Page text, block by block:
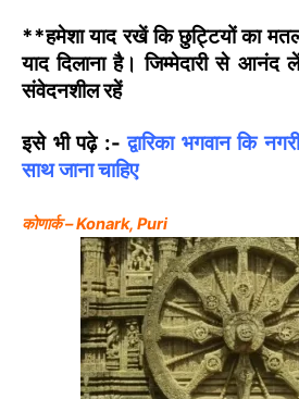
**हमेशा याद रखें कि छुट्टियों का
याद दिलाना है। जिम्मेदारी से आनंद
संवेदनशील रहें
इसे भी पढ़े :-द्वारिका भगवान कि
साथ जाना चाहिए
कोणार्क – Konark, Puri